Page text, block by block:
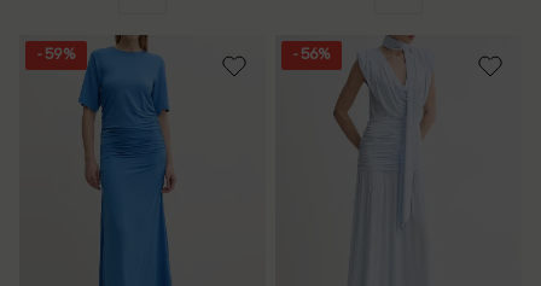
- 59% - 56%